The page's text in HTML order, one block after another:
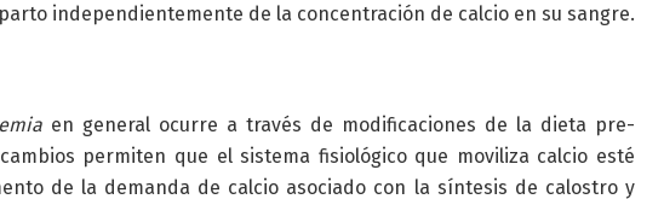
independientemente de la concentración de calcio en su sangre.
en general ocurre a través de modificaciones de la dieta pre-
permiten que el sistema fisiológico que moviliza calcio esté
de la demanda de calcio asociado con la síntesis de calostro y